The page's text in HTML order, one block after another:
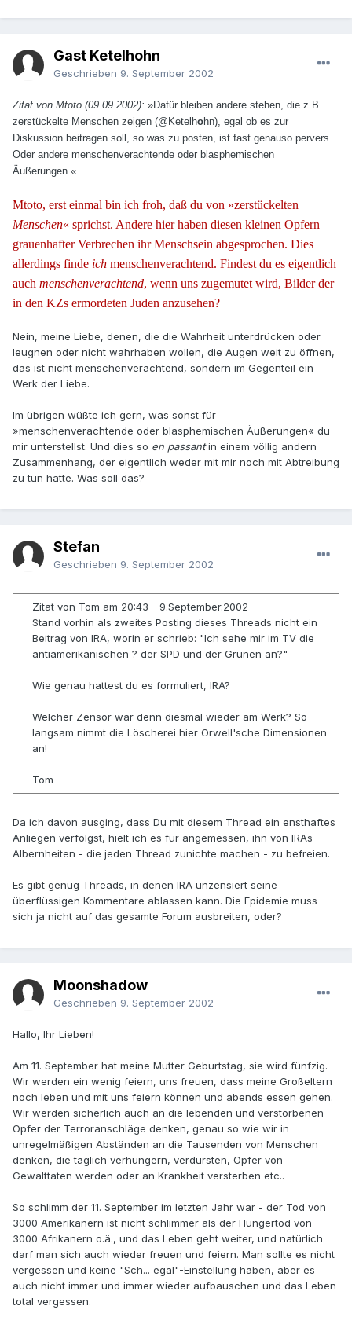
Gast Ketelhohn
Geschrieben 9. September 2002
Zitat von Mtoto (09.09.2002): »Dafür bleiben andere stehen, die z.B.
zerstückelte Menschen zeigen (@Ketelhohn), egal ob es zur
Diskussion beitragen soll, so was zu posten, ist fast genauso pervers.
Oder andere menschenverachtende oder blasphemischen
Äußerungen.«
Mtoto, erst einmal bin ich froh, daß du von »zerstückelten
Menschen« sprichst. Andere hier haben diesen kleinen Opfern
grauenhafter Verbrechen ihr Menschsein abgesprochen. Dies
allerdings finde ich menschenverachtend. Findest du es eigentlich
auch menschenverachtend, wenn uns zugemutet wird, Bilder der
in den KZs ermordeten Juden anzusehen?
Nein, meine Liebe, denen, die die Wahrheit unterdrücken oder
leugnen oder nicht wahrhaben wollen, die Augen weit zu öffnen,
das ist nicht menschenverachtend, sondern im Gegenteil ein
Werk der Liebe.
Im übrigen wüßte ich gern, was sonst für
»menschenverachtende oder blasphemischen Äußerungen« du
mir unterstellst. Und dies so en passantin einem völlig andern
Zusammenhang, der eigentlich weder mit mir noch mit Abtreibung
zu tun hatte. Was soll das?
Stefan
Geschrieben 9. September 2002
Zitat von Tom am 20:43 - 9.September.2002
Stand vorhin als zweites Posting dieses Threads nicht ein
Beitrag von IRA, worin er schrieb: "Ich sehe mir im TV die
antiamerikanischen ? der SPD und der Grünen an?"
Wie genau hattest du es formuliert, IRA?
Welcher Zensor war denn diesmal wieder am Werk? So
langsam nimmt die Löscherei hier Orwell'sche Dimensionen
an!
Tom
Da ich davon ausging, dass Du mit diesem Thread ein ensthaftes
Anliegen verfolgst, hielt ich es für angemessen, ihn von IRAs
Albernheiten - die jeden Thread zunichte machen - zu befreien.
Es gibt genug Threads, in denen IRA unzensiert seine
überflüssigen Kommentare ablassen kann. Die Epidemie muss
sich ja nicht auf das gesamte Forum ausbreiten, oder?
Moonshadow
Geschrieben 9. September 2002
Hallo, Ihr Lieben!
Am 11. September hat meine Mutter Geburtstag, sie wird fünfzig.
Wir werden ein wenig feiern, uns freuen, dass meine Großeltern
noch leben und mit uns feiern können und abends essen gehen.
Wir werden sicherlich auch an die lebenden und verstorbenen
Opfer der Terroranschläge denken, genau so wie wir in
unregelmäßigen Abständen an die Tausenden von Menschen
denken, die täglich verhungern, verdursten, Opfer von
Gewalttaten werden oder an Krankheit versterben etc..
So schlimm der 11. September im letzten Jahr war - der Tod von
3000 Amerikanern ist nicht schlimmer als der Hungertod von
3000 Afrikanern o.ä., und das Leben geht weiter, und natürlich
darf man sich auch wieder freuen und feiern. Man sollte es nicht
vergessen und keine "Sch... egal"-Einstellung haben, aber es
auch nicht immer und immer wieder aufbauschen und das Leben
total vergessen.